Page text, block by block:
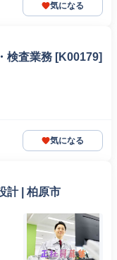
気になる
検査業務 [K00179]
気になる
計 | 柏原市